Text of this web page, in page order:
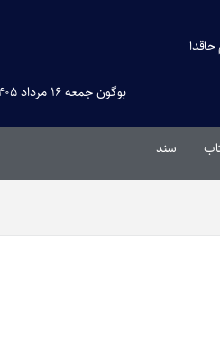
حاقدا
بوگون جمعه ۱۶ مرداد ۱۴۰۵
سند